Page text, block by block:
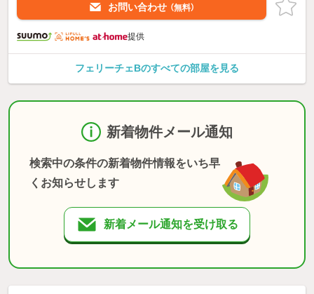
お問い合わせ （無料）
提供
フェリーチェBのすべての部屋を見る
新着物件メール通知
検索中の条件の新着物件情報をいち早
くお知らせします
新着メール通知を受け取る